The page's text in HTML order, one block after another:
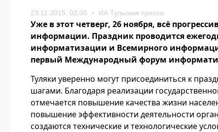
23.11.2015, 02:00 ИА Тульская пресса
Уже в этот четверг, 26 ноября, всё
информации. Праздник проводится
информатизации и Всемирного
первый Международный форум
Туляки уверенно могут присоединиться к
шагами. Благодаря реализации
отмечается повышение качества жизни
повышение эффективности деятельности
создаются технические и технологические